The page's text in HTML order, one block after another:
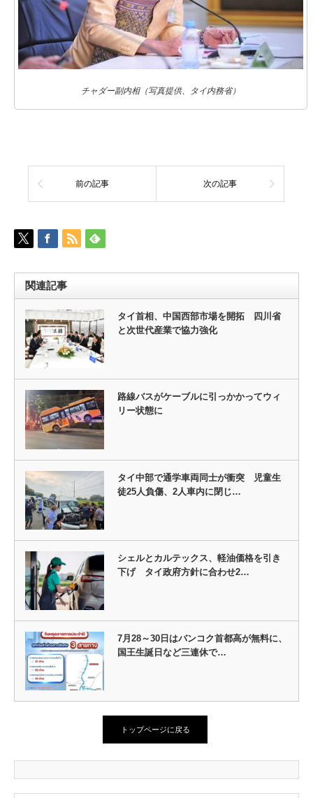
チャダー副内相（写真提供、タイ内務省）
前の記事 次の記事
関連記事
タイ首相、中国西部市場を開拓 四川省
と次世代産業で協力強化
路線バスがケーブルに引っかかってウィ
リー状態に
タイ中部で通学車両同士が衝突 児童生
徒25人負傷、2人車内に閉じ…
シェルとカルテックス、軽油価格を引き
下げ タイ政府方針に合わせ2…
7月28～30日はバンコク首都高が無料に、
国王生誕日など三連休で…
トップページに戻る